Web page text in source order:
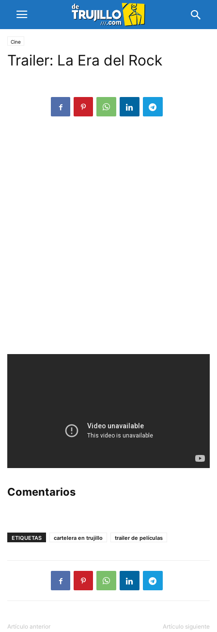
Cine
Trailer: La Era del Rock
Comentarios
ETIQUETAS cartelera en trujillo trailer de películas
Artículo anterior Artículo siguiente